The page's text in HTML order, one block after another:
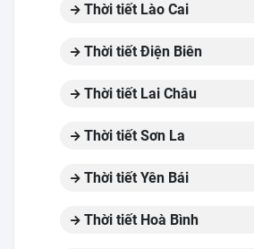
Thời tiết Lào Cai
Thời tiết Điện Biên
Thời tiết Lai Châu
Thời tiết Sơn La
Thời tiết Yên Bái
Thời tiết Hoà Bình